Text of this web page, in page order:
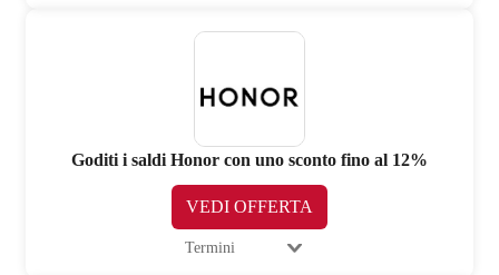
Goditi i saldi Honor con uno sconto fino al 12%
VEDI OFFERTA
Termini